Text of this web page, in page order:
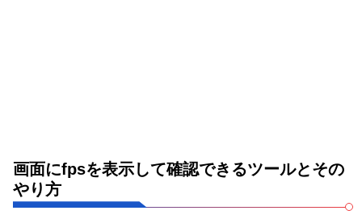
画面にfpsを表示して確認できるツールとその
やり方